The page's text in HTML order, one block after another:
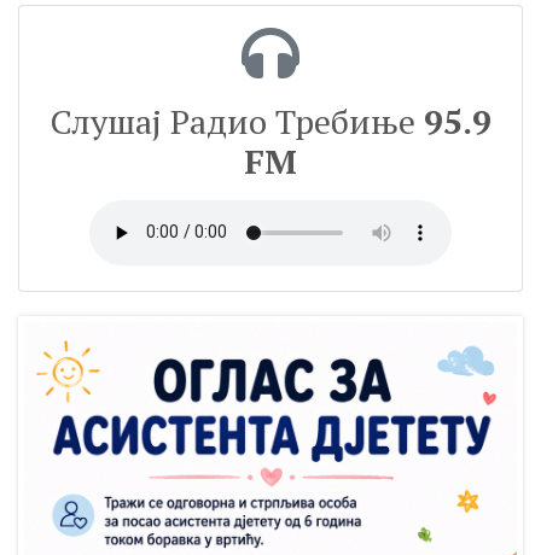
Слушај Радио Требиње 95.9
FM